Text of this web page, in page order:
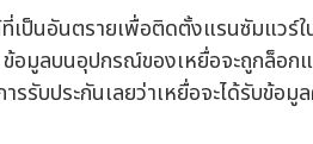
ป็นอันตรายเพื่อติดตั้งแรนซัมแวร์
มูลบนอุปกรณ์ของเหยื่อจะถูกล็อกแ
รับประกันเลยว่าเหยื่อจะได้รับข้อมู